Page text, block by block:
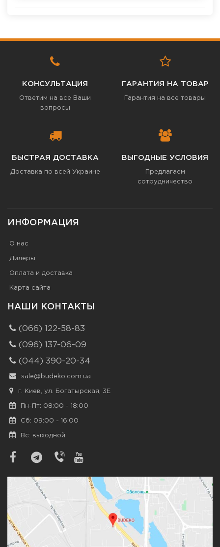
КОНСУЛЬТАЦИЯ
Ответим на все Ваши
вопросы
ГАРАНТИЯ НА ТОВАР
Гарантия на все товары
БЫСТРАЯ ДОСТАВКА
Доставка по всей Украине
ВЫГОДНЫЕ УСЛОВИЯ
Предлагаем
сотрудничество
ИНФОРМАЦИЯ
О нас
Дилеры
Оплата и доставка
Карта сайта
НАШИ КОНТАКТЫ
(066) 122-58-83
(096) 137-06-09
(044) 390-20-34
sale@budeko.com.ua
г. Киев, ул. Богатырская, 3Е
Пн-Пт: 08:00 - 18:00
Сб: 09:00 - 16:00
Вс: выходной